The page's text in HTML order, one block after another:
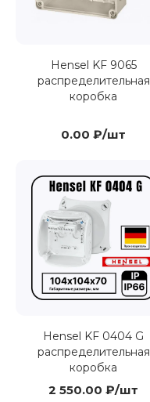
Hensel KF 9065
распределительная
коробка
0.00 ₽/шт
Hensel KF 0404 G
распределительная
коробка
2 550.00 ₽/шт